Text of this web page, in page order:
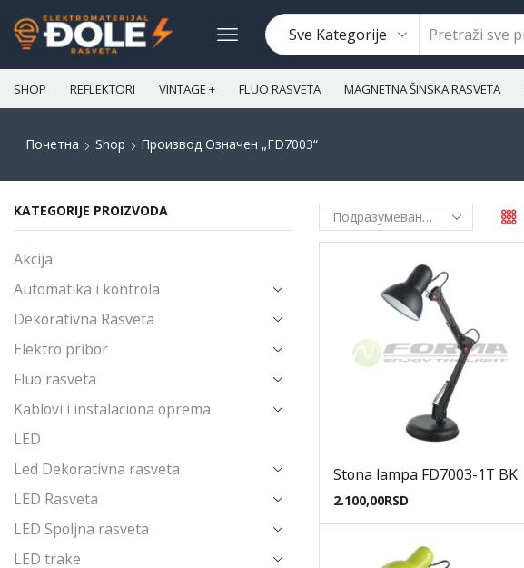
SHOP REFLEKTORI VINTAGE + FLUO RASVETA MAGNETNA ŠINSKA RASVETA
Почетна Shop Производ Oзначен „FD7003“
Stona lampa FD7003-1T BK
2.100,00RSD
KATEGORIJE PROIZVODA
Akcija
Automatika i kontrola
Dekorativna Rasveta
Elektro pribor
Fluo rasveta
Kablovi i instalaciona oprema
LED
Led Dekorativna rasveta
LED Rasveta
LED Spoljna rasveta
LED trake